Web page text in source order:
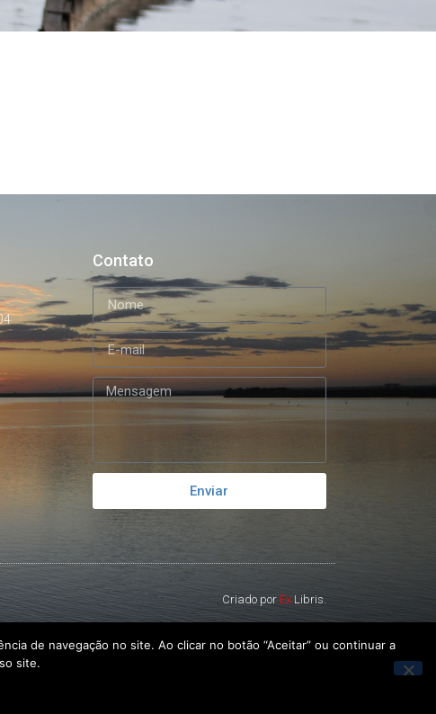
Contato
Enviar
Criado por Ex Libris.
de navegação no site. Ao clicar no botão “Aceitar” ou continuar a
site.